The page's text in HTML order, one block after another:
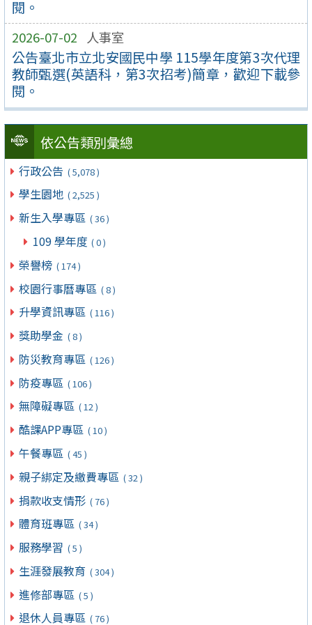
閱。
2026-07-02 人事室
公告臺北市立北安國民中學 115學年度第3次代理
教師甄選(英語科，第3次招考)簡章，歡迎下載參
閱。
依公告類別彙總
行政公告 ( 5,078 )
學生園地 ( 2,525 )
新生入學專區 ( 36 )
109 學年度 ( 0 )
榮譽榜 ( 174 )
校園行事曆專區 ( 8 )
升學資訊專區 ( 116 )
獎助學金 ( 8 )
防災教育專區 ( 126 )
防疫專區 ( 106 )
無障礙專區 ( 12 )
酷課APP專區 ( 10 )
午餐專區 ( 45 )
親子綁定及繳費專區 ( 32 )
捐款收支情形 ( 76 )
體育班專區 ( 34 )
服務學習 ( 5 )
生涯發展教育 ( 304 )
進修部專區 ( 5 )
退休人員專區 ( 76 )